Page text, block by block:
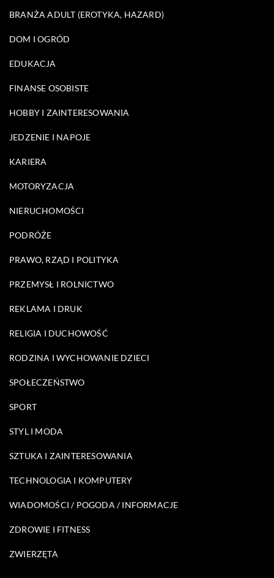
BRANŻA ADULT (EROTYKA, HAZARD)
DOM I OGRÓD
EDUKACJA
FINANSE OSOBISTE
HOBBY I ZAINTERESOWANIA
JEDZENIE I NAPOJE
KARIERA
MOTORYZACJA
NIERUCHOMOŚCI
PODRÓŻE
PRAWO, RZĄD I POLITYKA
PRZEMYSŁ I ROLNICTWO
REKLAMA I DRUK
RELIGIA I DUCHOWOŚĆ
RODZINA I WYCHOWANIE DZIECI
SPOŁECZEŃSTWO
SPORT
STYL I MODA
SZTUKA I ZAINTERESOWANIA
TECHNOLOGIA I KOMPUTERY
WIADOMOŚCI / POGODA / INFORMACJE
ZDROWIE I FITNESS
ZWIERZĘTA